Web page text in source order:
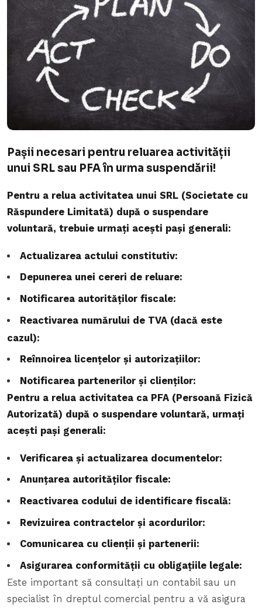
Pașii necesari pentru reluarea activității
unui SRL sau PFA în urma suspendării!
Pentru a relua activitatea unui SRL (Societate cu
Răspundere Limitată) după o suspendare
voluntară, trebuie urmați acești pași generali:
Actualizarea actului constitutiv:
Depunerea unei cereri de reluare:
Notificarea autorităților fiscale:
Reactivarea numărului de TVA (dacă este
cazul):
Reînnoirea licențelor și autorizațiilor:
Notificarea partenerilor și clienților:
Pentru a relua activitatea ca PFA (Persoană Fizică
Autorizată) după o suspendare voluntară, urmați
acești pași generali:
Verificarea și actualizarea documentelor:
Anunțarea autorităților fiscale:
Reactivarea codului de identificare fiscală:
Revizuirea contractelor și acordurilor:
Comunicarea cu clienții și partenerii:
Asigurarea conformității cu obligațiile legale:
Este important să consultați un contabil sau un
specialist în dreptul comercial pentru a vă asigura